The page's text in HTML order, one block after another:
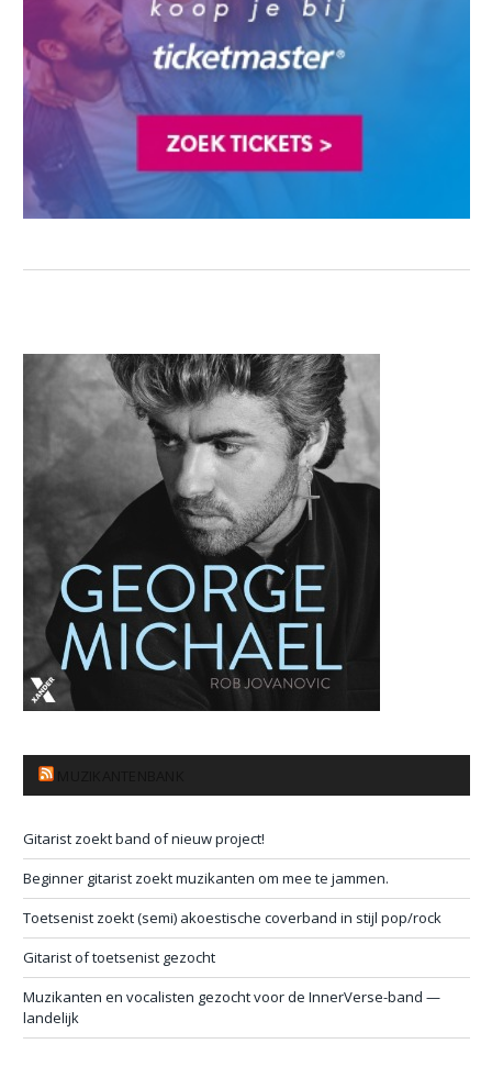
Gitarist zoekt band of nieuw project!
Beginner gitarist zoekt muzikanten om mee te jammen.
Toetsenist zoekt (semi) akoestische coverband in stijl pop/rock
Gitarist of toetsenist gezocht
Muzikanten en vocalisten gezocht voor de InnerVerse-band —
landelijk